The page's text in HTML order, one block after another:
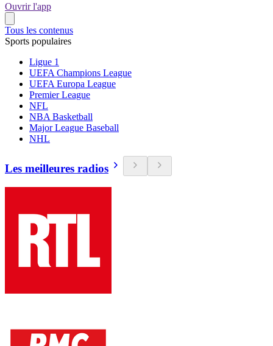
Ouvrir l'app
Tous les contenus
Sports populaires
Ligue 1
UEFA Champions League
UEFA Europa League
Premier League
NFL
NBA Basketball
Major League Baseball
NHL
Les meilleures radios